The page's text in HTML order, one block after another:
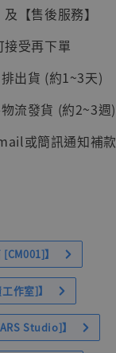
【售後服務】
受再下單
出貨 (約1~3天)
流發貨 (約2~3週)
或簡訊通知補款
】
作室]】
Studio]】